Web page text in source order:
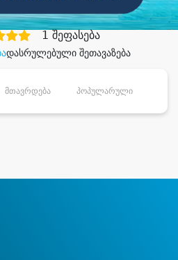
დასრულებული შეთავაზება
1 შეფასება
მთავრდება პოპულარული